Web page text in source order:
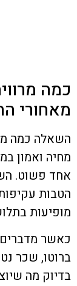
כמה
מאחורי
השאלה כמה
מחיה ואמון
אחד פשוט.
הטבות
מופיעות
כאשר
ברוטו, שכר
בדיוק מה